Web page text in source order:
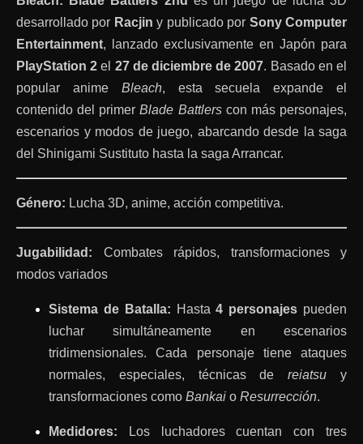
desarrollado por Racjin y publicado por Sony Computer
Entertainment, lanzado exclusivamente en Japón para
PlayStation 2 el 27 de diciembre de 2007. Basado en el
popular anime Bleach, esta secuela expande el
contenido del primerBlade Battlerscon más personajes,
escenarios y modos de juego, abarcando desde la saga
del Shinigami Sustituto hasta la saga Arrancar.
Género: Lucha 3D, anime, acción competitiva.
Jugabilidad: Combates rápidos, transformaciones y
modos variados
Sistema de Batalla: Hasta4 personajes pueden
luchar simultáneamente en escenarios
tridimensionales. Cada personaje tiene ataques
normales, especiales, técnicas dereiatsu y
transformaciones como Bankai o Resurrección.
Medidores: Los luchadores cuentan con tres